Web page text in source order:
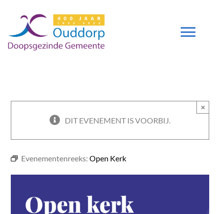
inhoud
DEUTSCH
DGO 400 JAAR
DIT EVENEMENT IS VOORBIJ.
×
Evenementenreeks:Open Kerk